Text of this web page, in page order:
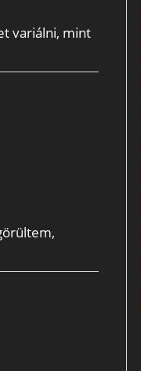
variálni, mint